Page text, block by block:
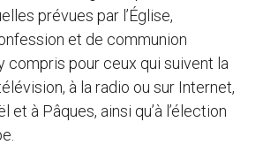
prévues par l’Église,
et de communion
compris pour ceux qui suivent la
à la radio ou sur Internet,
et à Pâques, ainsi qu’à l’élection